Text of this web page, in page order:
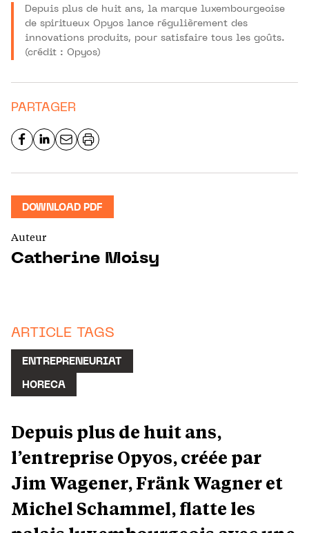
Depuis plus de huit ans, la marque luxembourgeoise
de spiritueux Opyos lance régulièrement des
innovations produits, pour satisfaire tous les goûts.
(crédit : Opyos)
PARTAGER
DOWNLOAD PDF
Auteur
Catherine Moisy
ARTICLE TAGS
ENTREPRENEURIAT
HORECA
Depuis plus de huit ans,
l’entreprise Opyos, créée par
Jim Wagener, Fränk Wagner et
Michel Schammel, flatte les